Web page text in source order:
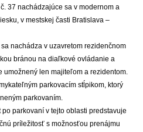
37 nachádzajúce sa v modernom a
v mestskej časti Bratislava –
nachádza v uzavretom rezidenčnom
bránou na diaľkové ovládanie a
umožnený len majiteľom a rezidentom.
parkovacím stĺpikom, ktorý
parkovaním.
parkovaní v tejto oblasti predstavuje
príležitosť s možnosťou prenájmu